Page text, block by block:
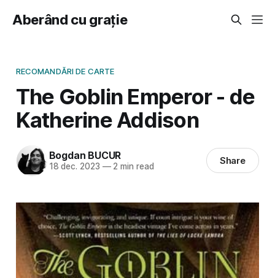
Aberând cu grație
RECOMANDĂRI DE CARTE
The Goblin Emperor - de
Katherine Addison
Bogdan BUCUR
18 dec. 2023 —2 min read Share